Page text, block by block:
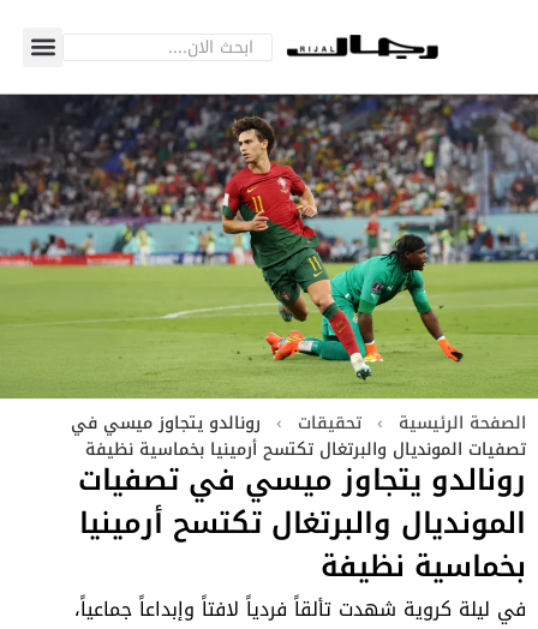
الصفحة الرئيسية › تحقيقات › رونالدو يتجاوز ميسي في
تصفيات المونديال والبرتغال تكتسح أرمينيا بخماسية نظيفة
رونالدو يتجاوز ميسي في تصفيات
المونديال والبرتغال تكتسح أرمينيا
بخماسية نظيفة
في ليلة كروية شهدت تألقاً فردياً لافتاً وإبداعاً جماعياً،